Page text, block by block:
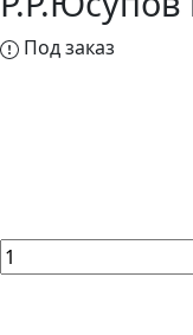
Под заказ